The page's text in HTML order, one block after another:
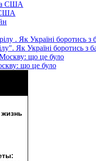
США
Як Україні боротись з
що це було